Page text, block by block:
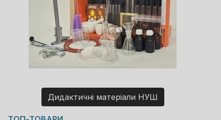
Дидактичні матеріали НУШ